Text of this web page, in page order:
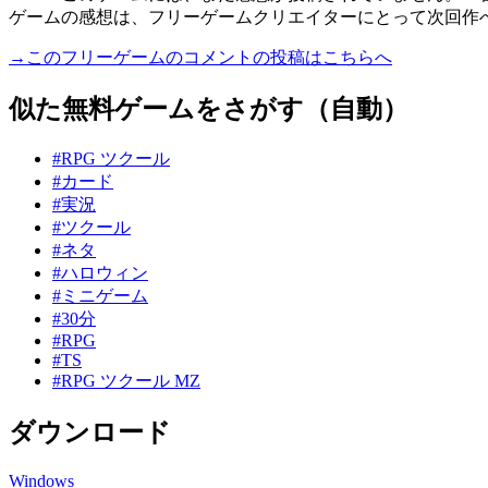
ゲームの感想は、フリーゲームクリエイターにとって次回作
→このフリーゲームのコメントの投稿はこちらへ
似た無料ゲームをさがす（自動）
#RPG ツクール
#カード
#実況
#ツクール
#ネタ
#ハロウィン
#ミニゲーム
#30分
#RPG
#TS
#RPG ツクール MZ
ダウンロード
Windows